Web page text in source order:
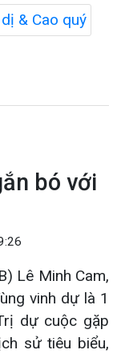
& Cao quý
bó với
Lê Minh Cam,
vinh dự là 1
dự cuộc gặp
sử tiêu biểu,